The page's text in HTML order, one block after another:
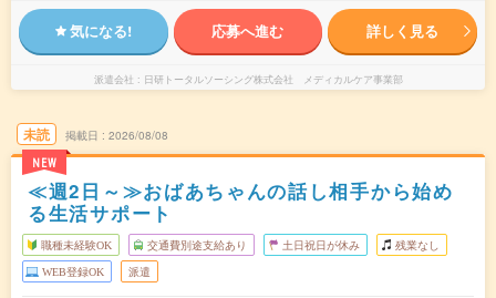
気になる! 応募へ進む 詳しく見る
派遣会社 日研トータルソーシング株式会社 メディカルケア事業部
未読
NEW
掲載日 2026/08/08
≪週2日～≫おばあちゃんの話し相手から始め
る生活サポート
職種未経験OK 交通費別途支給あり 土日祝日が休み 残業なし
WEB登録OK 派遣